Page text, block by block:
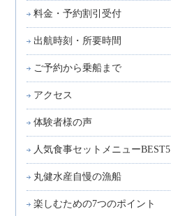
料金・予約割引受付
出航時刻・所要時間
ご予約から乗船まで
アクセス
体験者様の声
人気食事セットメニューBEST5
丸健水産自慢の漁船
楽しむための7つのポイント